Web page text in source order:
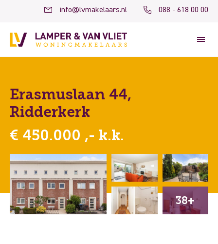
info@lvmakelaars.nl 088 - 618 00 00
Erasmuslaan 44,
Ridderkerk
€ 450.000 ,- k.k.
38+